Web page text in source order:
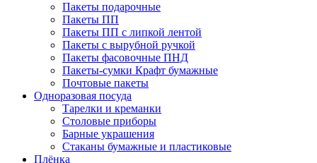
Пакеты подарочные
Пакеты ПП
Пакеты ПП с липкой лентой
Пакеты с вырубной ручкой
Пакеты фасовочные ПНД
Пакеты-сумки Крафт бумажные
Почтовые пакеты
Одноразовая посуда
Тарелки и креманки
Столовые приборы
Барные украшения
Стаканы бумажные и пластиковые
Плёнка